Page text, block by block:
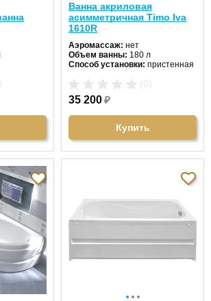
Ванна акриловая
асимметричная Timo Iva
1610R
Аэромассаж: нет
Объем ванны: 180 л
Способ установки: пристенная
Ширина:
Цвет:белый
акрил
Гидромассаж:нет
35 200₽
Купить